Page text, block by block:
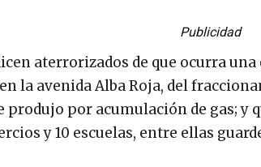
Publicidad
aterrorizados de que ocurra
la avenida Alba Roja, del
produjo por acumulación de gas;
y 10 escuelas, entre ellas